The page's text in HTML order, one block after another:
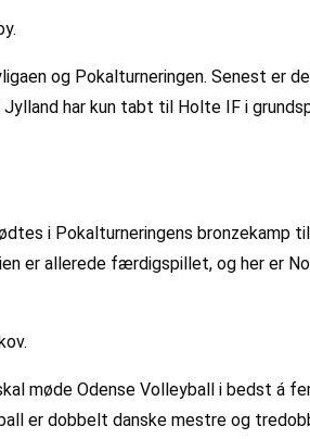
og Pokalturneringen. Senest er
har kun tabt til Holte IF i
i Pokalturneringens
er allerede færdigspillet, og her er
møde Odense Volleyball i bedst á
er dobbelt danske mestre og